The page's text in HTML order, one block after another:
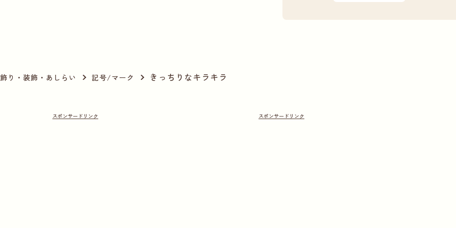
飾り・装飾・あしらい 記号/マーク きっちりなキラキラ